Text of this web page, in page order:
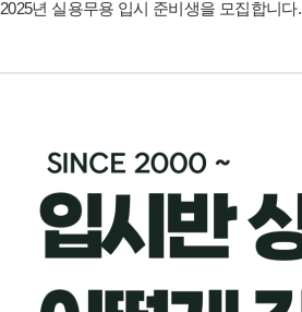
2025년 실용무용 입시 준비생을 모집합니다.